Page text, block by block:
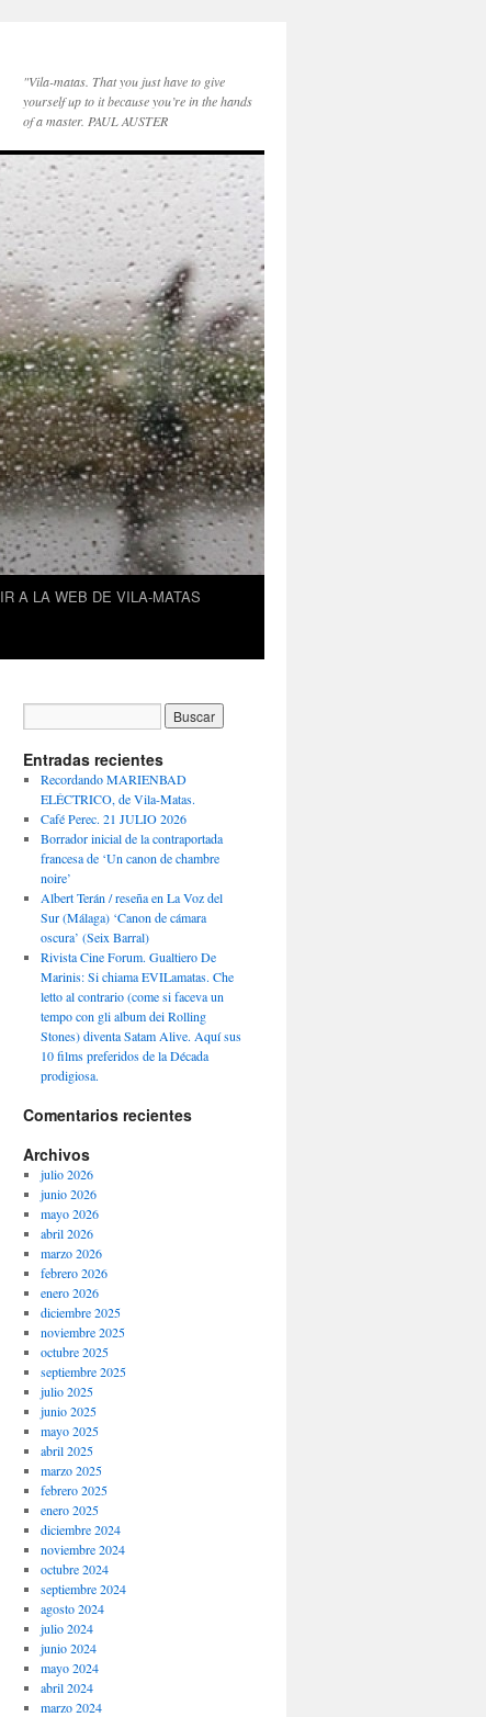
"Vila-matas. That you just have to give
yourself up to it because you’re in the hands
of a master. PAUL AUSTER
IR A LA WEB DE VILA-MATAS
Entradas recientes
Recordando MARIENBAD
ELÉCTRICO, de Vila-Matas.
Café Perec. 21 JULIO 2026
Borrador inicial de la contraportada
francesa de ‘Un canon de chambre
noire’
Albert Terán / reseña en La Voz del
Sur (Málaga) ‘Canon de cámara
oscura’ (Seix Barral)
Rivista Cine Forum. Gualtiero De
Marinis: Si chiama EVILamatas. Che
letto al contrario (come si faceva un
tempo con gli album dei Rolling
Stones) diventa Satam Alive. Aquí sus
10 films preferidos de la Década
prodigiosa.
Comentarios recientes
Archivos
julio 2026
junio 2026
mayo 2026
abril 2026
marzo 2026
febrero 2026
enero 2026
diciembre 2025
noviembre 2025
octubre 2025
septiembre 2025
julio 2025
junio 2025
mayo 2025
abril 2025
marzo 2025
febrero 2025
enero 2025
diciembre 2024
noviembre 2024
octubre 2024
septiembre 2024
agosto 2024
julio 2024
junio 2024
mayo 2024
abril 2024
marzo 2024